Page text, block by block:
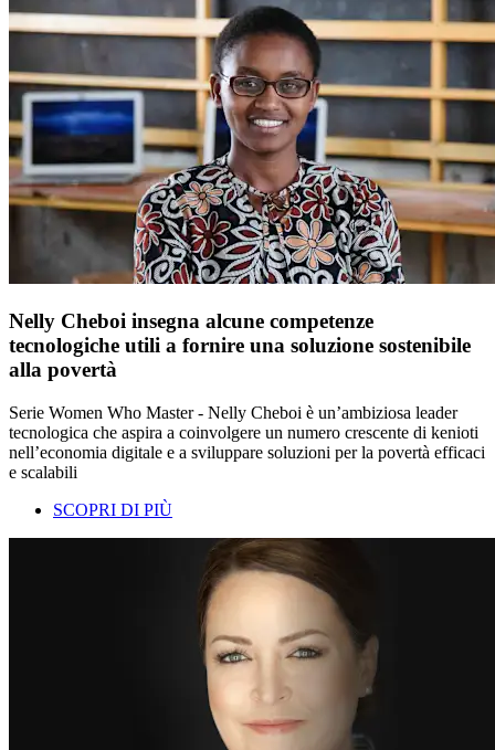
Nelly Cheboi insegna alcune competenze
tecnologiche utili a fornire una soluzione sostenibile
alla povertà
Serie Women Who Master - Nelly Cheboi è un’ambiziosa leader
tecnologica che aspira a coinvolgere un numero crescente di kenioti
nell’economia digitale e a sviluppare soluzioni per la povertà efficaci
e scalabili
SCOPRI DI PIÙ